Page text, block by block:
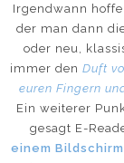
Irgendwann
der man dann
oder neu,
immer den Duft
euren Fingern
Ein weiterer
gesagt E-
einem